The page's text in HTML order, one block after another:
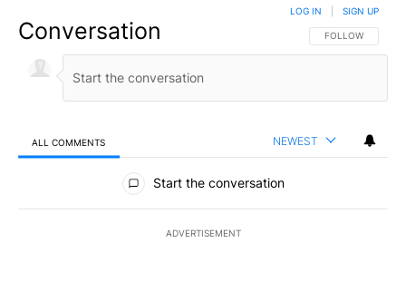
Conversation FOLLOW THIS
FOLLOW
LOG IN SIGN UP
ALL COMMENTS NEWEST
All Comments
Start the conversation
ADVERTISEMENT